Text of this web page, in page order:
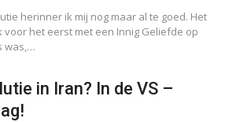
herinner ik mij nog maar al te goed. Het
voor het eerst met een Innig Geliefde op
was,…
in Iran? In de VS –